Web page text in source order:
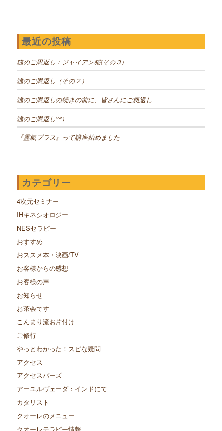
最近の投稿
猫のご恩返し：ジャイアン猫(その３)
猫のご恩返し（その２）
猫のご恩返しの続きの前に、皆さんにご恩返し
猫のご恩返し(^^)
『霊氣プラス』って講座始めました
カテゴリー
4次元セミナー
IHキネシオロジー
NESセラピー
おすすめ
おススメ本・映画/TV
お客様からの感想
お客様の声
お知らせ
お茶会です
こんまり流お片付け
ご修行
やっとわかった！スピな疑問
アクセス
アクセスバーズ
アーユルヴェーダ：インドにて
カタリスト
クオーレのメニュー
クオーレテラピー情報